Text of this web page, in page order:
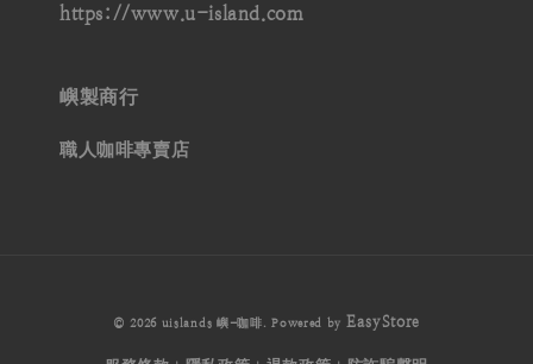
https://www.u-island.com
嶼製商行
職人咖啡專賣店
© 2026 uislands 嶼-咖啡. Powered by EasyStore